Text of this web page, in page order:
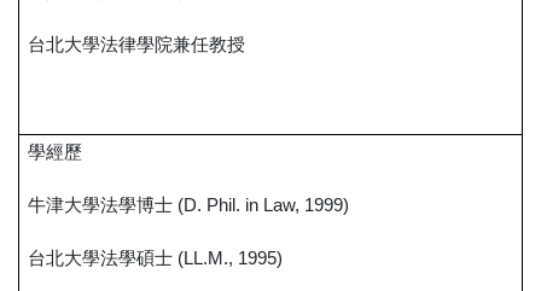
台北大學法律學院兼任教授
學經歷
牛津大學法學博士 (D. Phil. in Law, 1999)
台北大學法學碩士 (LL.M., 1995)